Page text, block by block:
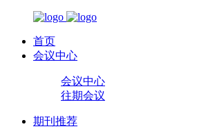
首页
会议中心
会议中心
往期会议
期刊推荐